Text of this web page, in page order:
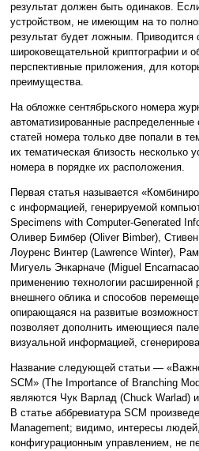
результат должен быть одинаков.
устройством, не имеющим на то
результат будет ложным. Приводится
широковещательной криптографии и
перспективные приложения, для
преимущества.
На обложке сентябрьского номера
автоматизированные
статей номера только две попали в
их тематическая близость несколько
номера в порядке их расположения.
Первая статья называется
с информацией, генерируемой
Specimens with Computer-Generated
Оливер Бимбер (Oliver Bimber),
Лоуренс Винтер (Lawrence Winter),
Мигуель Энкарначе (Miguel
применению технологии расширенной
внешнего облика и способов
опирающаяся на развитые
позволяет дополнить имеющиеся
визуальной информацией,
Название следующей статьи —
SCM» (The Importance of Branching
являются Чук Варлад (Chuck Warlad)
В статье аббревиатура SCM
Management; видимо, интересы
конфигурационным управлением, не